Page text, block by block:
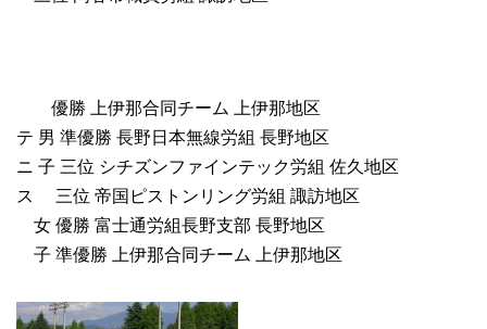
優勝 上伊那合同チーム 上伊那地区
テ 男 準優勝 長野日本無線労組 長野地区
ニ 子 三位 シチズンファインテック労組 佐久地区
ス 三位 帝国ピストンリング労組 諏訪地区
女 優勝 富士通労組長野支部 長野地区
子 準優勝 上伊那合同チーム 上伊那地区